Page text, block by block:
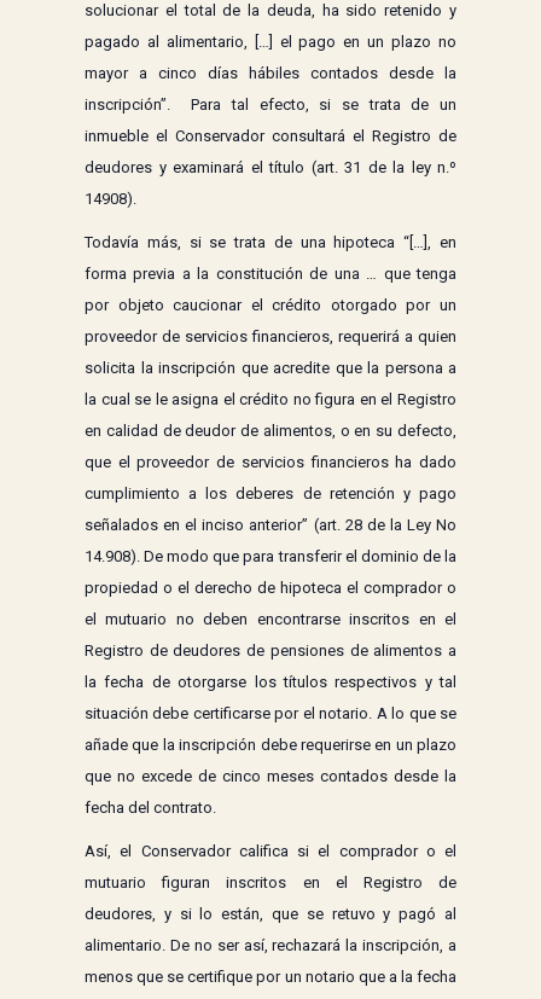
solucionar el total de la deuda, ha sido retenido y
pagado al alimentario, […] el pago en un plazo no
mayor a cinco días hábiles contados desde la
inscripción”. Para tal efecto, si se trata de un
inmueble el Conservador consultará el Registro de
deudores y examinará el título (art. 31 de la ley n.º
14908).
Todavía más, si se trata de una hipoteca “[…], en
forma previa a la constitución de una … que tenga
por objeto caucionar el crédito otorgado por un
proveedor de servicios financieros, requerirá a quien
solicita la inscripción que acredite que la persona a
la cual se le asigna el crédito no figura en el Registro
en calidad de deudor de alimentos, o en su defecto,
que el proveedor de servicios financieros ha dado
cumplimiento a los deberes de retención y pago
señalados en el inciso anterior” (art. 28 de la Ley No
14.908). De modo que para transferir el dominio de la
propiedad o el derecho de hipoteca el comprador o
el mutuario no deben encontrarse inscritos en el
Registro de deudores de pensiones de alimentos a
la fecha de otorgarse los títulos respectivos y tal
situación debe certificarse por el notario. A lo que se
añade que la inscripción debe requerirse en un plazo
que no excede de cinco meses contados desde la
fecha del contrato.
Así, el Conservador califica si el comprador o el
mutuario figuran inscritos en el Registro de
deudores, y si lo están, que se retuvo y pagó al
alimentario. De no ser así, rechazará la inscripción, a
menos que se certifique por un notario que a la fecha